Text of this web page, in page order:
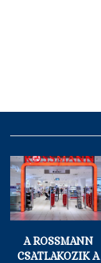
A ROSSMANN
CSATLAKOZIK A